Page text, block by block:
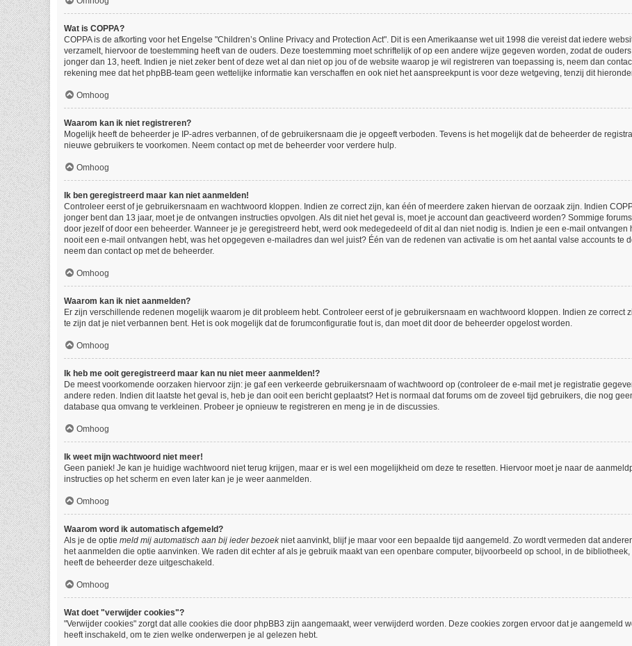
Wat is COPPA?
COPPA is de afkorting voor het Engelse "Children’s Online Privacy and Protection Act". Dit is een Amerikaanse wet uit 1998 die vereist dat iedere
verzamelt, hiervoor de toestemming heeft van de ouders. Deze toestemming moet schriftelijk of op een andere wijze gegeven worden, zodat de
jonger dan 13, heeft. Indien je niet zeker bent of deze wet al dan niet op jou of de website waarop je wil registreren van toepassing is, neem dan
rekening mee dat het phpBB-team geen wettelijke informatie kan verschaffen en ook niet het aanspreekpunt is voor deze wetgeving, tenzij dit
Omhoog
Waarom kan ik niet registreren?
Mogelijk heeft de beheerder je IP-adres verbannen, of de gebruikersnaam die je opgeeft verboden. Tevens is het mogelijk dat de beheerder de
nieuwe gebruikers te voorkomen. Neem contact op met de beheerder voor verdere hulp.
Omhoog
Ik ben geregistreerd maar kan niet aanmelden!
Controleer eerst of je gebruikersnaam en wachtwoord kloppen. Indien ze correct zijn, kan één of meerdere zaken hiervan de oorzaak zijn. Indien
jonger bent dan 13 jaar, moet je de ontvangen instructies opvolgen. Als dit niet het geval is, moet je account dan geactiveerd worden? Sommige
door jezelf of door een beheerder. Wanneer je je geregistreerd hebt, werd ook medegedeeld of dit al dan niet nodig is. Indien je een e-mail
nooit een e-mail ontvangen hebt, was het opgegeven e-mailadres dan wel juist? Één van de redenen van activatie is om het aantal valse accounts te
neem dan contact op met de beheerder.
Omhoog
Waarom kan ik niet aanmelden?
Er zijn verschillende redenen mogelijk waarom je dit probleem hebt. Controleer eerst of je gebruikersnaam en wachtwoord kloppen. Indien ze correct
te zijn dat je niet verbannen bent. Het is ook mogelijk dat de forumconfiguratie fout is, dan moet dit door de beheerder opgelost worden.
Omhoog
Ik heb me ooit geregistreerd maar kan nu niet meer aanmelden!?
De meest voorkomende oorzaken hiervoor zijn: je gaf een verkeerde gebruikersnaam of wachtwoord op (controleer de e-mail met je registratie
andere reden. Indien dit laatste het geval is, heb je dan ooit een bericht geplaatst? Het is normaal dat forums om de zoveel tijd gebruikers, die nog
database qua omvang te verkleinen. Probeer je opnieuw te registreren en meng je in de discussies.
Omhoog
Ik weet mijn wachtwoord niet meer!
Geen paniek! Je kan je huidige wachtwoord niet terug krijgen, maar er is wel een mogelijkheid om deze te resetten. Hiervoor moet je naar de
instructies op het scherm en even later kan je je weer aanmelden.
Omhoog
Waarom word ik automatisch afgemeld?
Als je de optie meld mij automatisch aan bij ieder bezoekniet aanvinkt, blijf je maar voor een bepaalde tijd aangemeld. Zo wordt vermeden dat
het aanmelden die optie aanvinken. We raden dit echter af als je gebruik maakt van een openbare computer, bijvoorbeeld op school, in de
heeft de beheerder deze uitgeschakeld.
Omhoog
Wat doet "verwijder cookies"?
"Verwijder cookies" zorgt dat alle cookies die door phpBB3 zijn aangemaakt, weer verwijderd worden. Deze cookies zorgen ervoor dat je aangemeld
heeft inschakeld, om te zien welke onderwerpen je al gelezen hebt.